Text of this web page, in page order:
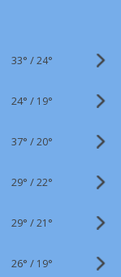
33° /24°
24° / 19°
37° /20°
29° /22°
29° /21°
26° / 19°